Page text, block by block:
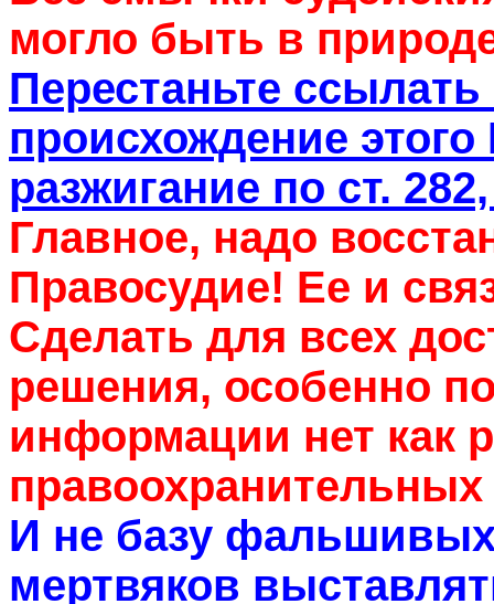
могло быть в
Перестаньте
происхождение
разжигание по ст.
Главное, надо
Правосудие! Ее и
Сделать для всех
решения, особенно
информации нет как
правоохранительных
И не базу
мертвяков